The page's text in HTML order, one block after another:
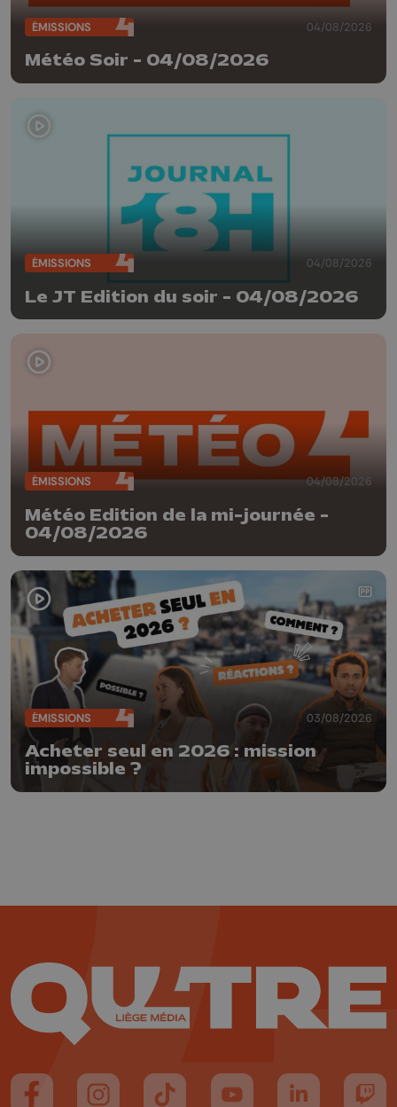
ÉMISSIONS 04/08/2026
Météo Soir - 04/08/2026
ÉMISSIONS 04/08/2026
Le JT Edition du soir - 04/08/2026
ÉMISSIONS 04/08/2026
Météo Edition de la mi-journée -
04/08/2026
ÉMISSIONS 03/08/2026
Acheter seul en 2026 : mission
impossible ?